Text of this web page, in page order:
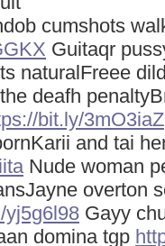
cumshots
Guitaqr
naturalFreee
deafh
bit.ly/3mO3iaZ
and tai
Nude woman
overton
yj5g6l98 Gayy
domina tgp